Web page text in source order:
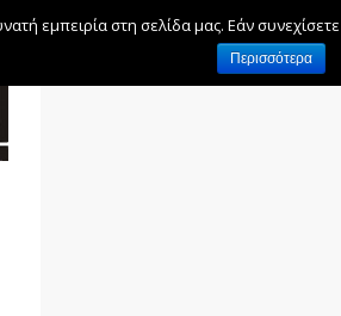
εμπειρία στη σελίδα μας. Εάν
Περισσότερα